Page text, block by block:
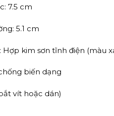
7.5 cm
5.1 cm
kim sơn tĩnh điện (màu
biến dạng
vít hoặc dán)